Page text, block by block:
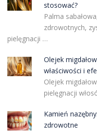
stosować?
Palma
zdrowotnych,
pielęgnacji …
Olejek
właściwości i
Olejek
pielęgnacji
Kamień
zdrowotne